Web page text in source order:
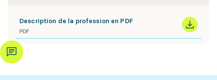
Description de la profession en PDF
PDF